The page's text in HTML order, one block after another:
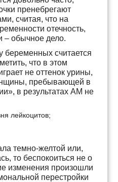
пренебрегают
считая, что на
отечность,
– обычное дело.
беременных считается
что в этом
не оттенок урины,
пребывающей в
в результатах АМ не
лейкоцитов;
темно-желтой или,
то беспокоиться не о
изменения произошли
перестройки